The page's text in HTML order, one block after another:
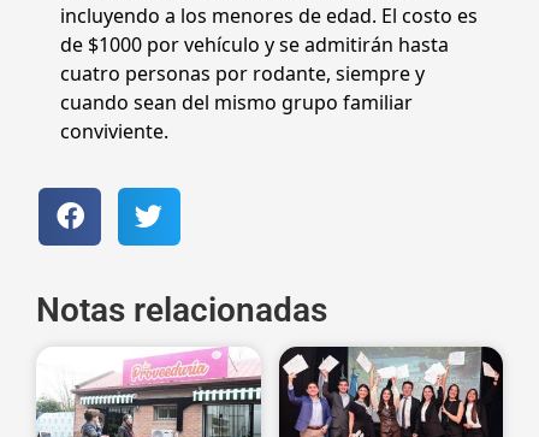
incluyendo a los menores de edad. El costo es
de $1000 por vehículo y se admitirán hasta
cuatro personas por rodante, siempre y
cuando sean del mismo grupo familiar
conviviente.
Notas relacionadas